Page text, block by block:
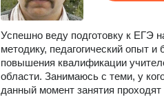
Успешно веду подготовку к ЕГЭ
методику, педагогический опыт
повышения квалификации
области. Занимаюсь с теми, у
данный момент занятия